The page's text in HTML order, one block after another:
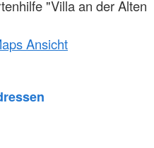
"Villa an der Alten
Ansicht